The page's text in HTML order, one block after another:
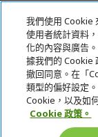
我們使用 Cookie
使用者統計資料
化的內容與廣告
據我們的 Cookie
撤回同意。在「
類型的偏好設定
Cookie，以及如
Cookie 政策。